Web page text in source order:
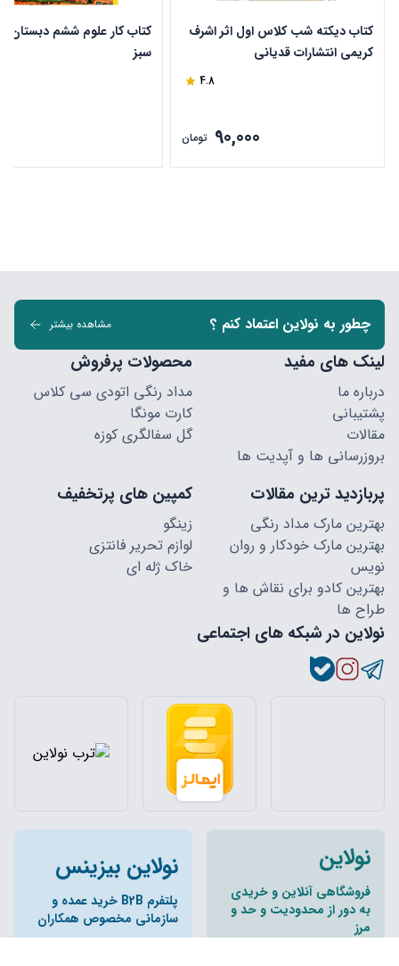
کتاب دیکته شب کلاس اول اثر اشرف
کریمی انتشارات قدیانی
4.8
90,000 تومان
کتاب کار علوم ششم دبستان
سبز
چطور به نولاین اعتماد کنم ؟ مشاهده بیشتر
لینک های مفید
درباره ما
پشتیبانی
مقالات
بروزرسانی ها و آپدیت ها
محصولات پرفروش
مداد رنگی اتودی سی کلاس
کارت مونگا
گل سفالگری کوزه
پربازدید ترین مقالات
بهترین مارک مداد رنگی
بهترین مارک خودکار و روان
نویس
بهترین کادو برای نقاش ها و
طراح ها
کمپین های پرتخفیف
زینگو
لوازم تحریر فانتزی
خاک ژله ای
نولاین در شبکه های اجتماعی
نولاین
فروشگاهی آنلاین و خریدی
به دور از محدودیت و حد و
مرز
نولاین بیزینس
پلتفرم B2B خرید عمده و
سازمانی مخصوص همکاران